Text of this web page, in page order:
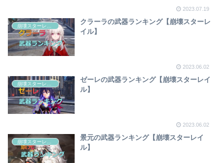
2023.07.19
崩壊スターレイル
クラーラの武器ランキング【崩壊スターレ
イル】
2023.06.02
ゼーレの武器ランキング【崩壊スターレイ
ル】
2023.06.02
景元の武器ランキング【崩壊スターレイ
ル】